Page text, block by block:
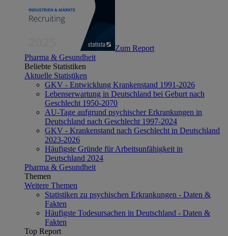
Zum Report
Pharma & Gesundheit
Beliebte Statistiken
Aktuelle Statistiken
GKV - Entwicklung Krankenstand 1991-2026
Lebenserwartung in Deutschland bei Geburt nach
Geschlecht 1950-2070
AU-Tage aufgrund psychischer Erkrankungen in
Deutschland nach Geschlecht 1997-2024
GKV - Krankenstand nach Geschlecht in Deutschland
2023-2026
Häufigste Gründe für Arbeitsunfähigkeit in
Deutschland 2024
Pharma & Gesundheit
Themen
Weitere Themen
Statistiken zu psychischen Erkrankungen - Daten &
Fakten
Häufigste Todesursachen in Deutschland - Daten &
Fakten
Top Report